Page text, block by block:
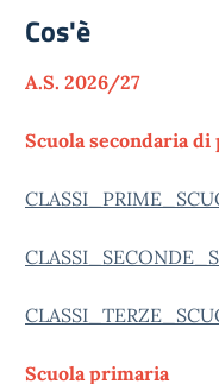
Cos'è
A.S. 2026/27
Scuola secondaria
Scuola primaria